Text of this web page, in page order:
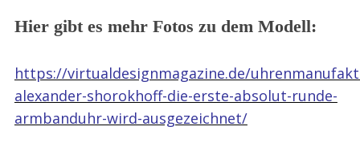
Hier gibt es mehr Fotos zu dem Modell:
https://virtualdesignmagazine.de/
alexander-shorokhoff-die-erste-absolut-runde-
armbanduhr-wird-ausgezeichnet/